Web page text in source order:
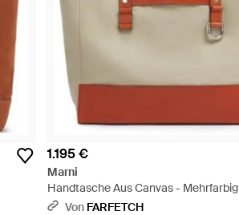
1.195 €
Marni
Handtasche Aus Canvas - Mehrfarbig
Von FARFETCH